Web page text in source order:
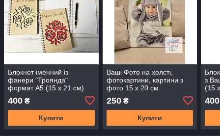
Блокнот іменний із
фанери "Троянда"
формат А5 (15 х 21 см)
400 ₴
Купити
Ваші Фото на холсті,
фотокартини, картини з
фото 15 х 20 см
250₴
Купити
з
(15
400